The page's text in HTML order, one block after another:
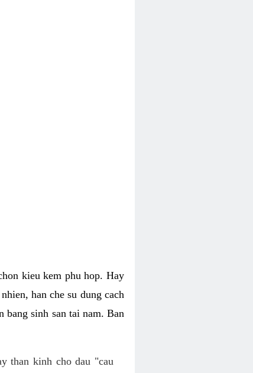
kieu kem phu hop. Hay
han che su dung cach
bang sinh san tai nam. Ban
than kinh cho dau "cau